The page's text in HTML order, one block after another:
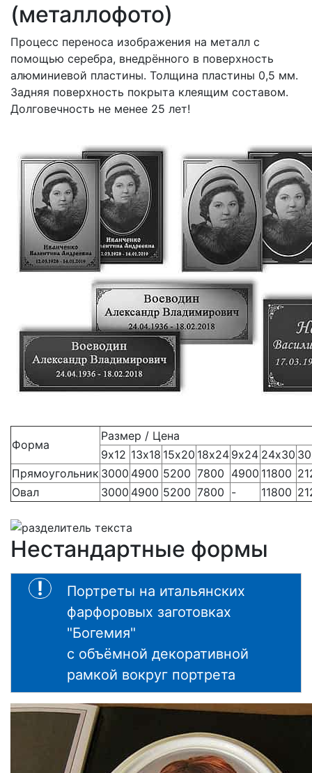
(металлофото)
Процесс переноса изображения на металл с
помощью серебра, внедрённого в поверхность
алюминиевой пластины. Толщина пластины 0,5 мм.
Задняя поверхность покрыта клеящим составом.
Долговечность не менее 25 лет!
Форма
Размер / Цена
9х12 13х18 15х20 18х24 9х24 24х30
Прямоугольник 3000 4900 5200 7800 4900 11800
Овал
3000 4900 5200 7800 - 11800
Нестандартные формы
Портреты на итальянских
фарфоровых заготовках
"Богемия"
с объёмной декоративной
рамкой вокруг портрета